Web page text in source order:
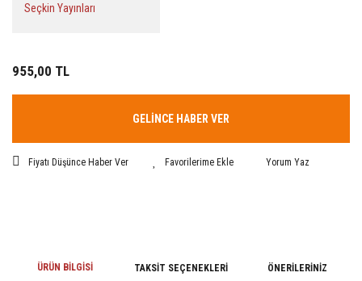
Seçkin Yayınları
955,00 TL
GELİNCE HABER VER
Fiyatı Düşünce Haber Ver Yorum Yaz
ÜRÜN BILGISI TAKSIT SEÇENEKLERI ÖNERILERINIZ